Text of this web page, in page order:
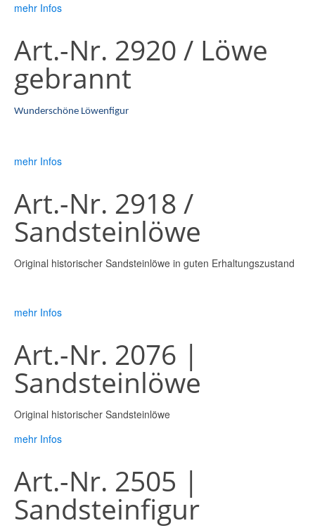
mehr Infos
Art.-Nr. 2920 / Löwe
gebrannt
Wunderschöne Löwenfigur
mehr Infos
Art.-Nr. 2918 /
Sandsteinlöwe
Original historischer Sandsteinlöwe in guten Erhaltungszustand
mehr Infos
Art.-Nr. 2076 |
Sandsteinlöwe
Original historischer Sandsteinlöwe
mehr Infos
Art.-Nr. 2505 |
Sandsteinfigur